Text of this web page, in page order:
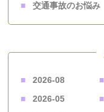
交通事故のお悩み
2026-08
2026-05